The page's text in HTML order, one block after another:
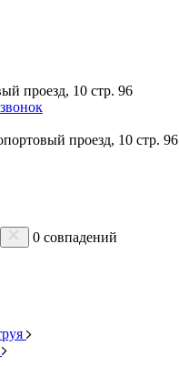
проезд, 10 стр. 96
проезд, 10 стр. 96
0 совпадений